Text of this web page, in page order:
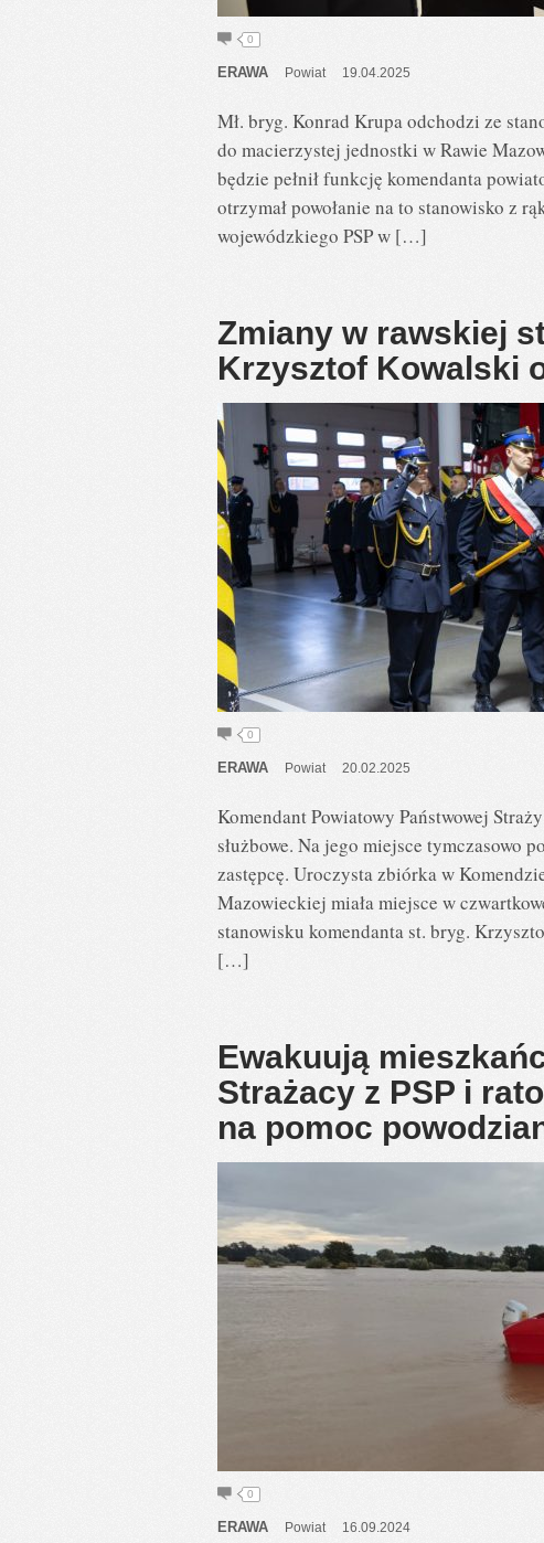
0
ERAWA Powiat 19.04.2025
Mł. bryg. Konrad Krupa odchodzi ze
do macierzystej jednostki w Rawie
będzie pełnił funkcję komendanta
otrzymał powołanie na to stanowisko z
wojewódzkiego PSP w […]
Zmiany w rawskiej
Krzysztof Kowalski
0
ERAWA Powiat 20.02.2025
Komendant Powiatowy Państwowej
służbowe. Na jego miejsce tymczasowo
zastępcę. Uroczysta zbiórka w
Mazowieckiej miała miejsce w
stanowisku komendanta st. bryg.
[…]
Ewakuują
Strażacy z PSP i
na pomoc
0
ERAWA Powiat 16.09.2024